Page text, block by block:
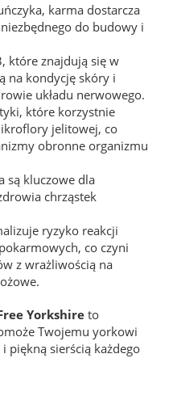
karma dostarcza
do budowy i
które znajdują się w
na kondycję skóry i
układu nerwowego.
które korzystnie
jelitowej, co
obronne organizmu
są kluczowe dla
chrząstek
ryzyko reakcji
co czyni
z wrażliwością na
Yorkshire to
Twojemu yorkowi
piękną sierścią każdego